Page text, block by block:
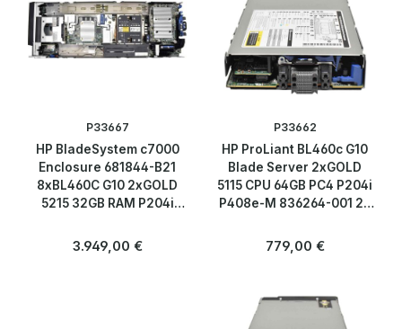
P33667
HP BladeSystem c7000
Enclosure 681844-B21
8xBL460C G10 2xGOLD
5215 32GB RAM P204i
Regulärer Preis:
3.949,00 €
P33662
HP ProLiant BL460c G10
Blade Server 2xGOLD
5115 CPU 64GB PC4 P204i
P408e-M 836264-001 2x
Regulärer Preis:
779,00 €